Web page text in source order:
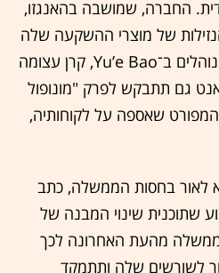
החברה, שמושבה בהאנגזו,
של מוצרי ההשקעה שלה
ולכווץ את כמות הנכסים שמנוהלים ב־Yu’e Bao, קרן עצומה
גם תתבקש לפרק "מונופול
שאספה על לקוחותיה,
לאור בחסות הממשלה, כתב
שתוכנית שינוי המבנה של
מהעת האחרונה לכך
לשורשים שלה ותתמקד